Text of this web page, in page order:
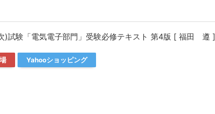
)試験「電気電子部門」受験必修テキスト 第4版 [ 福田 遵 ]
Yahooショッピング